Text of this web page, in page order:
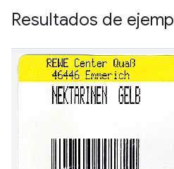
Resultados de